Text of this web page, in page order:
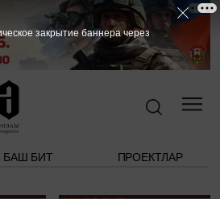
БАШ БИТ ПРОЕКТЛАР
закрытие баннера через